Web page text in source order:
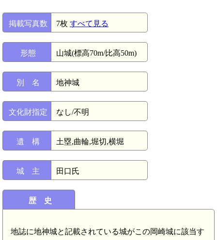
掲載写真数 7枚 すべて見る
形態 山城(標高70m/比高50m)
別 名 地神城
文化財指定 なし/不明
遺 構 土塁,曲輪,堀切,横堀
城 主 田口氏
歴 史
地誌に地神城と記載されている城がこの岡崎城に該当す